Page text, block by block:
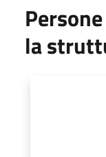
la